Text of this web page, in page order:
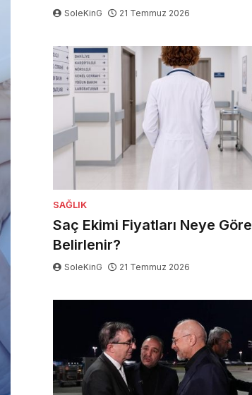
SoleKinG 21 Temmuz 2026
SAĞLIK
Saç Ekimi Fiyatları Neye Göre
Belirlenir?
SoleKinG 21 Temmuz 2026